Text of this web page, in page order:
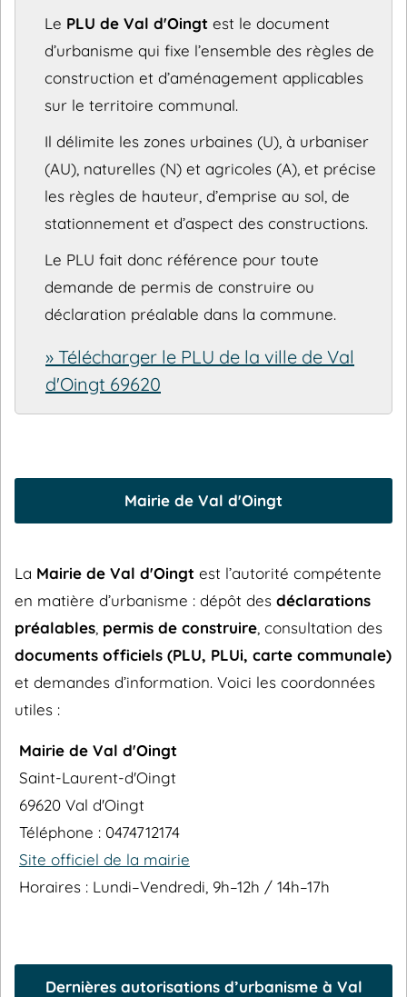
Le PLU de Val d'Oingt est le document
d’urbanisme qui fixe l’ensemble des règles de
construction et d’aménagement applicables
sur le territoire communal.
Il délimite les zones urbaines (U), à urbaniser
(AU), naturelles (N) et agricoles (A), et précise
les règles de hauteur, d’emprise au sol, de
stationnement et d’aspect des constructions.
Le PLU fait donc référence pour toute
demande de permis de construire ou
déclaration préalable dans la commune.
» Télécharger le PLU de la ville de Val
d'Oingt 69620
Mairie de Val d'Oingt
La Mairie de Val d'Oingt est l’autorité compétente
en matière d’urbanisme : dépôt des déclarations
préalables permis de construire , consultation des
documents officiels (PLU, PLUi, carte communale)
et demandes d’information. Voici les coordonnées
utiles :
Mairie de Val d'Oingt
Saint-Laurent-d'Oingt
69620 Val d'Oingt
Téléphone : 0474712174
Site officiel de la mairie
Horaires : Lundi–Vendredi, 9h–12h / 14h–17h
Dernières autorisations d’urbanisme à Val